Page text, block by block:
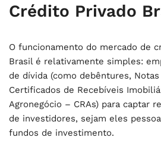
Crédito Privado
O funcionamento do mercado de
Brasil é relativamente simples:
de dívida (como debêntures,
Certificados de Recebíveis
Agronegócio – CRAs) para captar
de investidores, sejam eles
fundos de investimento.